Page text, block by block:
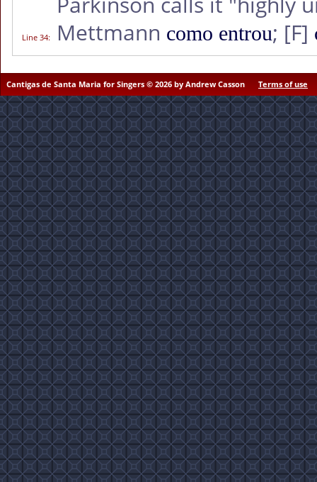
Line 34: Mettmann como entrou; [F]
Cantigas de Santa Maria for Singers © 2026 by Andrew Casson Terms of use